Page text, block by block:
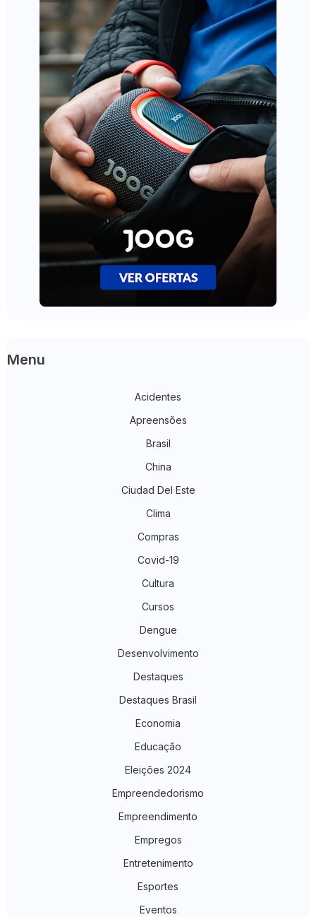
Menu
Acidentes
Apreensões
Brasil
China
Ciudad Del Este
Clima
Compras
Covid-19
Cultura
Cursos
Dengue
Desenvolvimento
Destaques
Destaques Brasil
Economia
Educação
Eleições 2024
Empreendedorismo
Empreendimento
Empregos
Entretenimento
Esportes
Eventos